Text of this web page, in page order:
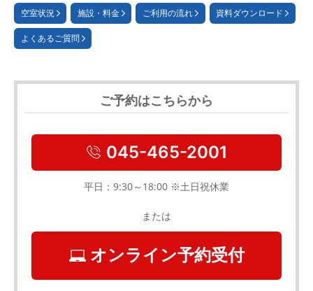
空室状況 施設・料金 ご利用の流れ 資料ダウンロード
よくあるご質問
ご予約はこちらから
045-465-2001
平日：9:30～18:00 ※土日祝休業
または
オンライン予約受付